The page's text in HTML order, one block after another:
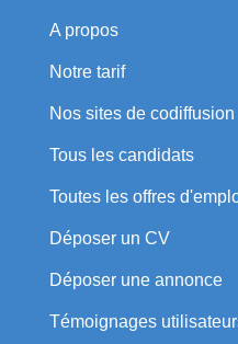
A propos
Notre tarif
Nos sites de codiffusion
Tous les candidats
Toutes les offres
Déposer un CV
Déposer une annonce
Témoignages